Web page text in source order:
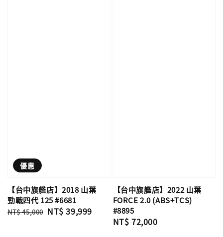
優惠
【台中旗艦店】2018 山葉
勁戰四代 125 #6681
Regular
NT$ 45,000 Sale
NT$ 39,999
【台中旗艦店】2022 山葉
FORCE 2.0 (ABS+TCS)
#8895
Regular
NT$ 72,000